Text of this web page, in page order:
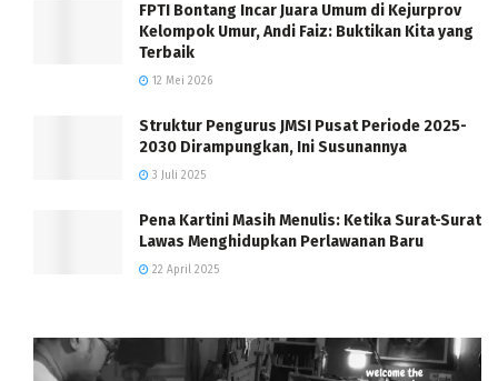
FPTI Bontang Incar Juara Umum di Kejurprov
Kelompok Umur, Andi Faiz: Buktikan Kita yang
Terbaik
12 Mei 2026
Struktur Pengurus JMSI Pusat Periode 2025-
2030 Dirampungkan, Ini Susunannya
3 Juli 2025
Pena Kartini Masih Menulis: Ketika Surat-Surat
Lawas Menghidupkan Perlawanan Baru
22 April 2025